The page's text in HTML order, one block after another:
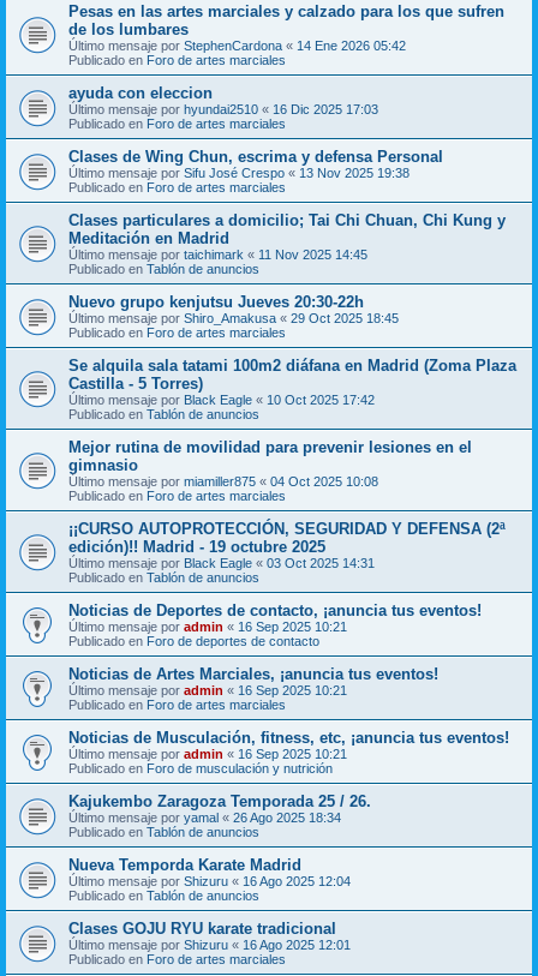
Pesas en las artes marciales y calzado para los que sufren
de los lumbares
Último mensaje por StephenCardona « 14 Ene 2026 05:42
Publicado en Foro de artes marciales
ayuda con eleccion
Último mensaje por hyundai2510 « 16 Dic 2025 17:03
Publicado en Foro de artes marciales
Clases de Wing Chun, escrima y defensa Personal
Último mensaje por Sifu José Crespo « 13 Nov 2025 19:38
Publicado en Foro de artes marciales
Clases particulares a domicilio; Tai Chi Chuan, Chi Kung y
Meditación en Madrid
Último mensaje por taichimark « 11 Nov 2025 14:45
Publicado en Tablón de anuncios
Nuevo grupo kenjutsu Jueves 20:30-22h
Último mensaje por Shiro_Amakusa « 29 Oct 2025 18:45
Publicado en Foro de artes marciales
Se alquila sala tatami 100m2 diáfana en Madrid (Zoma Plaza
Castilla - 5 Torres)
Último mensaje por Black Eagle « 10 Oct 2025 17:42
Publicado en Tablón de anuncios
Mejor rutina de movilidad para prevenir lesiones en el
gimnasio
Último mensaje por miamiller875 « 04 Oct 2025 10:08
Publicado en Foro de artes marciales
¡¡CURSO AUTOPROTECCIÓN, SEGURIDAD Y DEFENSA (2ª
edición)!! Madrid - 19 octubre 2025
Último mensaje por Black Eagle « 03 Oct 2025 14:31
Publicado en Tablón de anuncios
Noticias de Deportes de contacto, ¡anuncia tus eventos!
Último mensaje por admin « 16 Sep 2025 10:21
Publicado en Foro de deportes de contacto
Noticias de Artes Marciales, ¡anuncia tus eventos!
Último mensaje por admin « 16 Sep 2025 10:21
Publicado en Foro de artes marciales
Noticias de Musculación, fitness, etc, ¡anuncia tus eventos!
Último mensaje por admin « 16 Sep 2025 10:21
Publicado en Foro de musculación y nutrición
Kajukembo Zaragoza Temporada 25 / 26.
Último mensaje por yamal « 26 Ago 2025 18:34
Publicado en Tablón de anuncios
Nueva Temporda Karate Madrid
Último mensaje por Shizuru « 16 Ago 2025 12:04
Publicado en Tablón de anuncios
Clases GOJU RYU karate tradicional
Último mensaje por Shizuru « 16 Ago 2025 12:01
Publicado en Foro de artes marciales